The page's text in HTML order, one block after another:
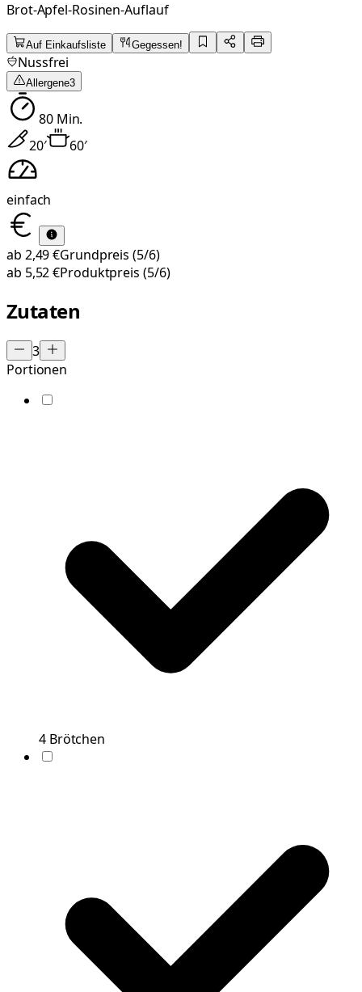
Brot-Apfel-Rosinen-Auflauf
Auf Einkaufsliste Gegessen!
Nussfrei
Allergene3
80Min.
20′ 60′
einfach
ab 2,49 €Grundpreis (5/6)
ab 5,52 €Produktpreis (5/6)
Zutaten
3
Portionen
4 Brötchen